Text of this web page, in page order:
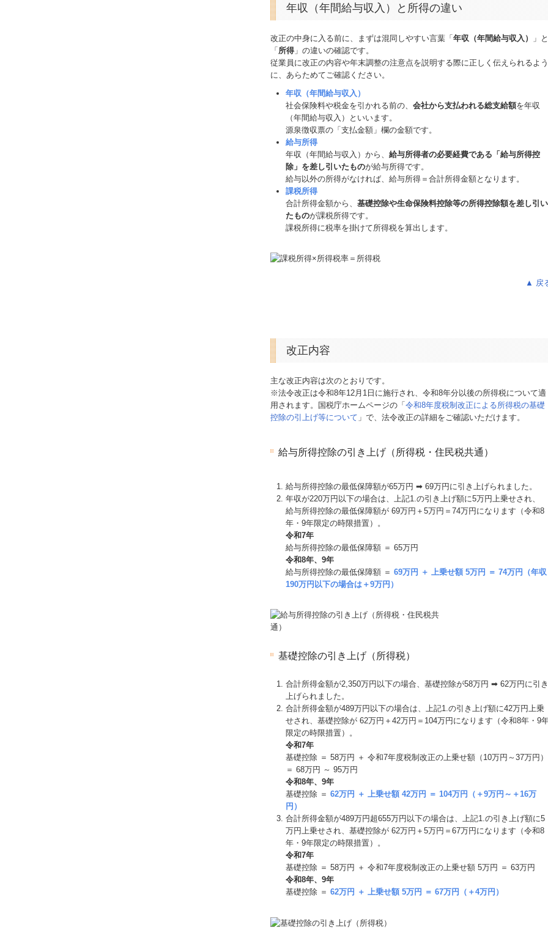
年収（年間給与収入）と所得の違い
改正の中身に入る前に、まずは混同しやすい言葉「年収（年間給与収入）
」と
「所得」の違いの確認です。
従業員に改正の内容や年末調整の注意点を説明する際に正しく伝えられるよう
に、あらためてご確認ください。
年収（年間給与収入）
社会保険料や税金を引かれる前の、 会社から支払われる総支給額を年収
（年間給与収入）といいます。
源泉徴収票の「支払金額」欄の金額です。
給与所得
年収（年間給与収入）から、 給与所得者の必要経費である「給与所得控
除」を差し引いたものが給与所得です。
給与以外の所得がなければ、給与所得＝合計所得金額となります。
課税所得
合計所得金額から、 基礎控除や生命保険料控除等の所得控除額を差し引い
たものが課税所得です。
課税所得に税率を掛けて所得税を算出します。
▲ 戻
改正内容
主な改正内容は次のとおりです。
※法令改正は令和8年12月1日に施行され、令和8年分以後の所得税について適
用されます。国税庁ホームページの「 令和8年度税制改正による所得税の基礎
控除の引上げ等について 」で、法令改正の詳細をご確認いただけます。
給与所得控除の引き上げ（所得税・住民税共通）
給与所得控除の最低保障額が65万円 ➡ 69万円に引き上げられました。
年収が220万円以下の場合は、上記1.の引き上げ額に5万円上乗せされ、
給与所得控除の最低保障額が 69万円＋5万円＝74万円になります（令和8
年・9年限定の時限措置）。
令和7年
給与所得控除の最低保障額 ＝ 65万円
令和8年、9年
給与所得控除の最低保障額 ＝ 69万円 ＋ 上乗せ額 5万円 ＝ 74万円（年収
190万円以下の場合は＋9万円）
基礎控除の引き上げ（所得税）
合計所得⾦額が2,350万円以下の場合、基礎控除が58万円 ➡ 62万円に引き
上げられました。
合計所得⾦額が489万円以下の場合は、上記1.の引き上げ額に42万円上乗
せされ、基礎控除が 62万円＋42万円＝104万円になります（令和8年・9
限定の時限措置）。
令和7年
基礎控除 ＝ 58万円 ＋ 令和7年度税制改正の上乗せ額（10万円～37万円）
＝ 68万円 ～ 95万円
令和8年、9年
基礎控除 ＝ 62万円 ＋ 上乗せ額 42万円 ＝ 104万円（＋9万円～＋16万
円）
合計所得⾦額が489万円超655万円以下の場合は、上記1.の引き上げ額に5
万円上乗せされ、基礎控除が 62万円＋5万円＝67万円になります（令和8
年・9年限定の時限措置）。
令和7年
基礎控除 ＝ 58万円 ＋ 令和7年度税制改正の上乗せ額 5万円 ＝ 63万円
令和8年、9年
基礎控除 ＝ 62万円 ＋ 上乗せ額 5万円 ＝ 67万円（＋4万円）